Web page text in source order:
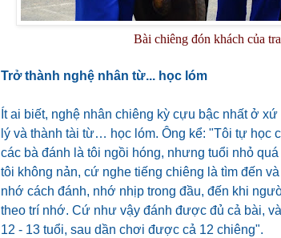
Bài chiêng đón khách của
Trở thành nghệ nhân từ... học lóm
Ít ai biết, nghệ nhân chiêng kỳ cựu bậc nhất ở
lý và thành tài từ… học lóm. Ông kể: "Tôi tự học
các bà đánh là tôi ngồi hóng, nhưng tuổi nhỏ
tôi không nản, cứ nghe tiếng chiêng là tìm đến
nhớ cách đánh, nhớ nhịp trong đầu, đến khi
theo trí nhớ. Cứ như vậy đánh được đủ cả bài,
12 - 13 tuổi, sau dần chơi được cả 12 chiêng".